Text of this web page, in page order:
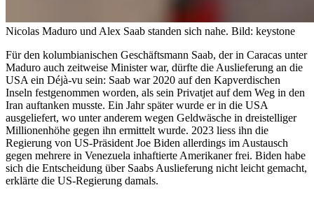
Nicolas Maduro und Alex Saab standen sich nahe. Bild: keystone
Für den kolumbianischen Geschäftsmann Saab, der in Caracas unter
Maduro auch zeitweise Minister war, dürfte die Auslieferung an die
USA ein Déjà-vu sein: Saab war 2020 auf den Kapverdischen
Inseln festgenommen worden, als sein Privatjet auf dem Weg in den
Iran auftanken musste. Ein Jahr später wurde er in die USA
ausgeliefert, wo unter anderem wegen Geldwäsche in dreistelliger
Millionenhöhe gegen ihn ermittelt wurde. 2023 liess ihn die
Regierung von US-Präsident Joe Biden allerdings im Austausch
gegen mehrere in Venezuela inhaftierte Amerikaner frei. Biden habe
sich die Entscheidung über Saabs Auslieferung nicht leicht gemacht,
erklärte die US-Regierung damals.